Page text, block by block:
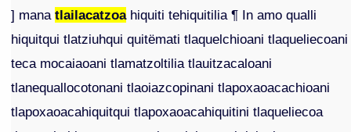
] manatlailacatzoahiquiti tehiquitilia ¶ In amo qualli
hiquitqui tlatziuhqui quitëmati tlaquelchioani tlaqueliecoani
teca mocaiaoani tlamatzoltilia tlauitzacaloani
tlanequallocotonani tlaoiazcopinani tlapoxaoacachioani
tlapoxaoacahiquitqui tlapoxaoacahiquitini tlaqueliecoa